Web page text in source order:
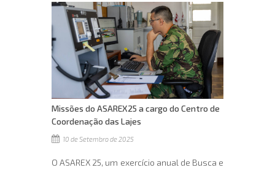
Missões do ASAREX25 a cargo do Centro de
Coordenação das Lajes
10 de Setembro de 2025
O ASAREX 25, um exercício anual de Busca e